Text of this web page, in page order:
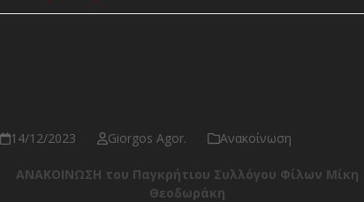
14/12/2023 Giorgos Agor. Ανακοίνωση
ΑΝΑΚΟΙΝΩΣΗ του Παγκρήτιου Συλλόγου Φίλων Μίκη
Θεοδωράκη